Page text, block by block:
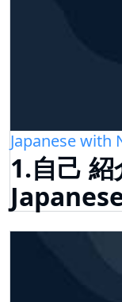
Japanese with
1.自己